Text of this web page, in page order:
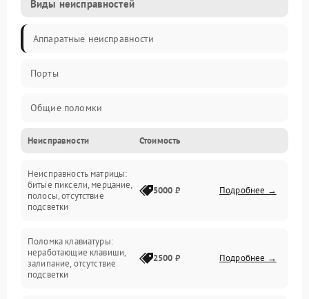
Виды неисправностей
Аппаратные неисправности
Порты
Общие поломки
Устройства
Программные ошибки
Электрические и системные сбои
Интерфейсные проблемы
Батарея
Неисправности Стоимость
Неисправность матрицы:
битые пиксели, мерцание,
полосы, отсутствие
подсветки
5000 ₽ Подробнее →
Поломка клавиатуры:
неработающие клавиши,
залипание, отсутствие
подсветки
2500 ₽ Подробнее →